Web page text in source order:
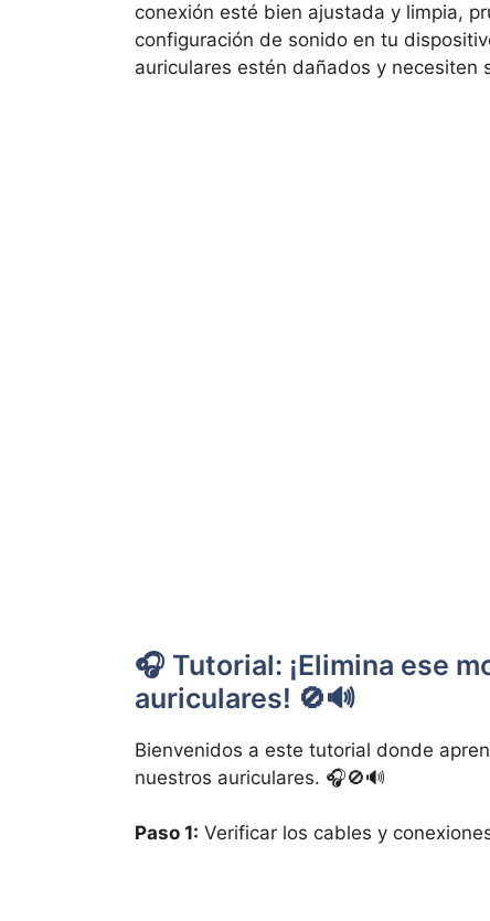
conexión esté bien ajustada y limpia,
configuración de sonido en tu
auriculares estén dañados y necesiten
🎧 Tutorial: ¡Elimina ese
auriculares! 🚫🔊
Bienvenidos a este tutorial donde
nuestros auriculares. 🎧🚫🔊
Paso 1: Verificar los cables y